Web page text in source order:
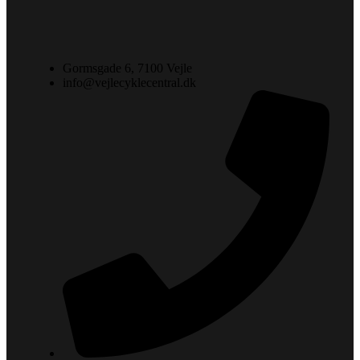
Gormsgade 6, 7100 Vejle
info@vejlecyklecentral.dk